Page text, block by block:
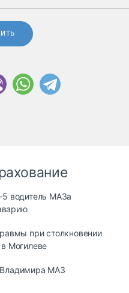
водитель МАЗа
при столкновении
Могилеве
МАЗ